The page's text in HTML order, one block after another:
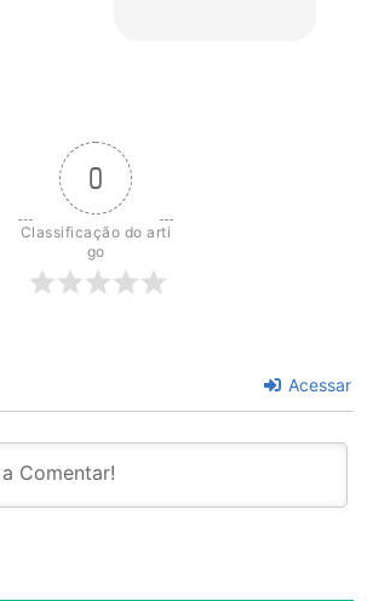
0
Classificação do arti
go
Acessar